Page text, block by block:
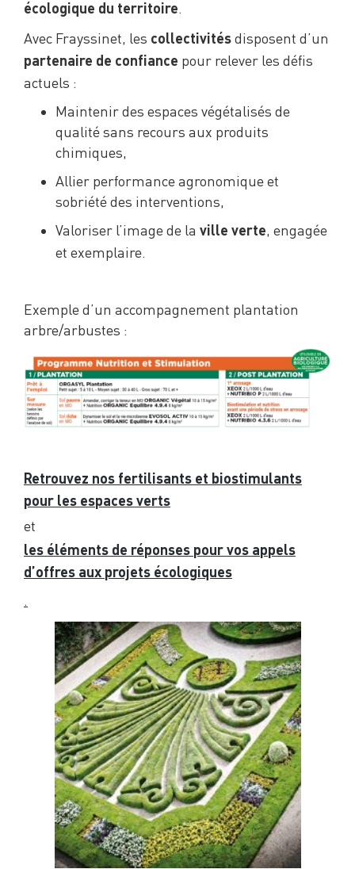
écologique du territoire.
Avec Frayssinet, les collectivités disposent d’un
partenaire de confiance pour relever les défis
actuels :
Maintenir des espaces végétalisés de
qualité sans recours aux produits
chimiques,
Allier performance agronomique et
sobriété des interventions,
Valoriser l’image de la ville verte, engagée
et exemplaire.
Exemple d’un accompagnement plantation
arbre/arbustes :
Retrouvez nos fertilisants et biostimulants
pour les espaces verts
et
les éléments de réponses pour vos appels
d’offres aux projets écologiques
.